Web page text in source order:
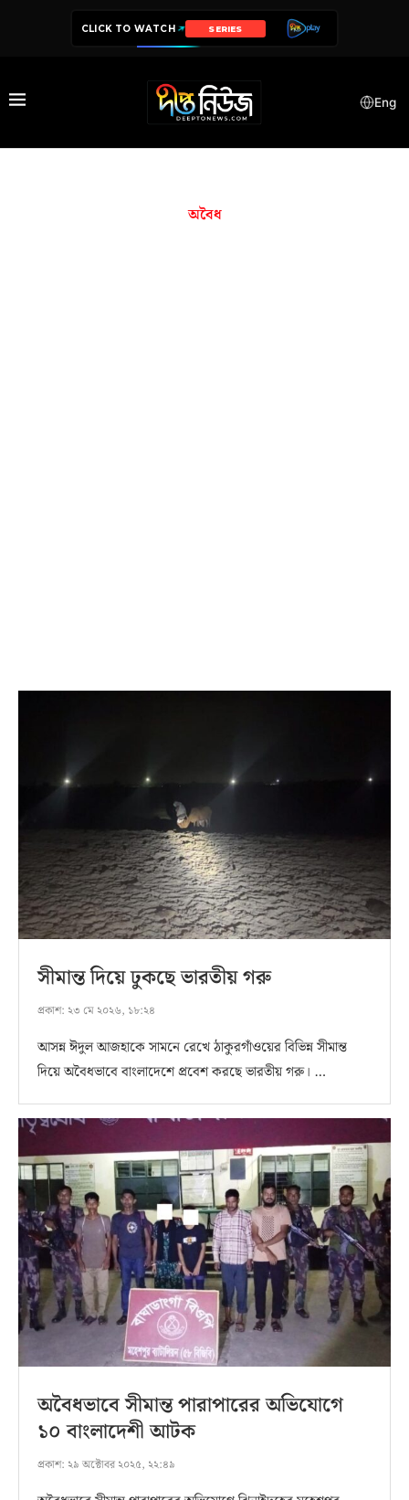
CLICK TO WATCH DRAMA
Eng
অবৈধ
সীমান্ত দিয়ে ঢুকছে ভারতীয় গরু
প্রকাশ: ২৩ মে ২০২৬, ১৮:২৪
আসন্ন ঈদুল আজহাকে সামনে রেখে ঠাকুরগাঁওয়ের বিভিন্ন সীমান্ত
দিয়ে অবৈধভাবে বাংলাদেশে প্রবেশ করছে ভারতীয় গরু। …
অবৈধভাবে সীমান্ত পারাপারের অভিযোগে
১০ বাংলাদেশী আটক
প্রকাশ: ২৯ অক্টোবর ২০২৫, ২২:৪৯